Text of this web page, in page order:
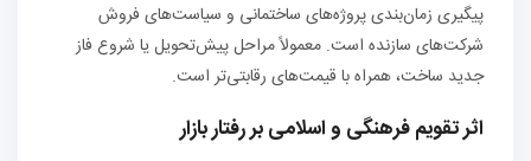
پیگیری زمان‌بندی پروژه‌های ساختمانی و سیاست‌های فروش
شرکت‌های سازنده است. معمولاً مراحل پیش‌تحویل یا شروع فاز
جدید ساخت، همراه با قیمت‌های رقابتی‌تر است.
اثر تقویم فرهنگی و اسلامی بر رفتار بازار